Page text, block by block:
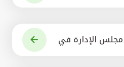
الإدارة في